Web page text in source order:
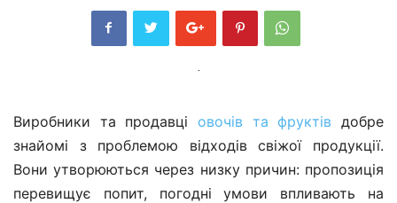
Виробники та продавці овочів та фруктів добре
знайомі з проблемою відходів свіжої продукції.
Вони утворюються через низку причин: пропозиція
перевищує попит, погодні умови впливають на